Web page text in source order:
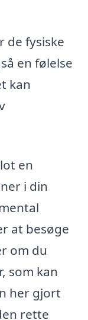
de fysiske
en følelse
kan
en
i din
at besøge
om du
som kan
her gjort
rette